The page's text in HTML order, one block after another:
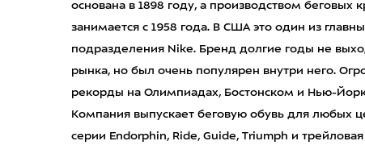
основана в 1898 году, а производством беговых
занимается с 1958 года. В США это один из
подразделения Nike. Бренд долгие годы не
рынка, но был очень популярен внутри него.
рекорды на Олимпиадах, Бостонском и Нью-
Компания выпускает беговую обувь для любых
серии Endorphin, Ride, Guide, Triumph и